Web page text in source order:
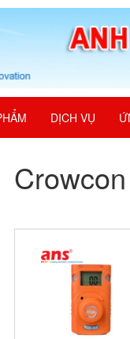
DỊCH VỤ
Crowcon